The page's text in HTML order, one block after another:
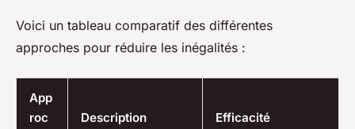
Voici un tableau comparatif des différentes
approches pour réduire les inégalités :
App
roc
Description Efficacité